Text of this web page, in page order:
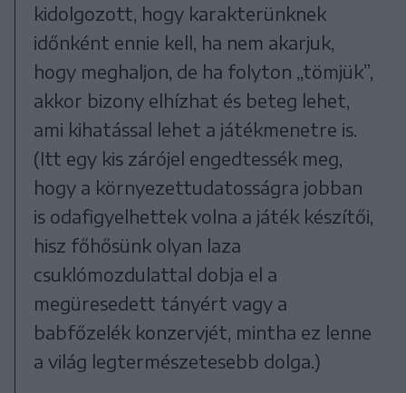
kidolgozott, hogy karakterünknek
időnként ennie kell, ha nem akarjuk,
hogy meghaljon, de ha folyton „tömjük”,
akkor bizony elhízhat és beteg lehet,
ami kihatással lehet a játékmenetre is.
(Itt egy kis zárójel engedtessék meg,
hogy a környezettudatosságra jobban
is odafigyelhettek volna a játék készítői,
hisz főhősünk olyan laza
csuklómozdulattal dobja el a
megüresedett tányért vagy a
babfőzelék konzervjét, mintha ez lenne
a világ legtermészetesebb dolga.)